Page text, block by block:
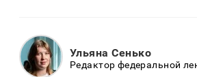
Ульяна Сенько
Редактор федеральной